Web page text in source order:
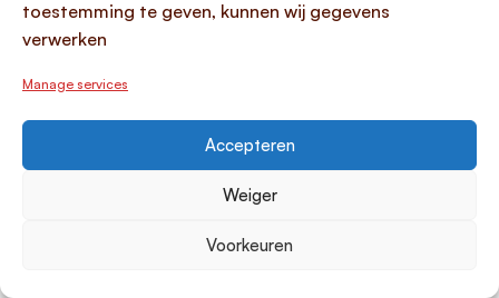
toestemming te geven, kunnen wij gegevens
verwerken
Manage services
Accepteren
Weiger
Voorkeuren
Veelgestelde vragen over
starters
Kan ik een zakelijke lening aanvragen
zonder borg?
vragen volledig zonder enige vorm van borg